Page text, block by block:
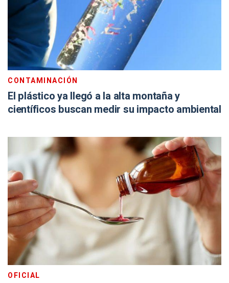
CONTAMINACIÓN
El plástico ya llegó a la alta montaña y
científicos buscan medir su impacto ambiental
OFICIAL